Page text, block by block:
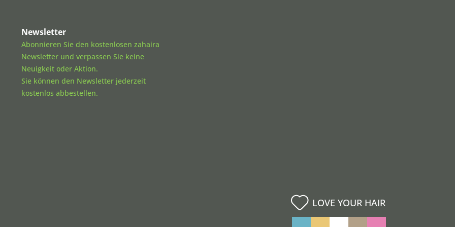
Newsletter
Abonnieren Sie den kostenlosen zahaira
Newsletter und verpassen Sie keine
Neuigkeit oder Aktion.
Sie können den Newsletter jederzeit
kostenlos abbestellen.
LOVE YOUR HAIR